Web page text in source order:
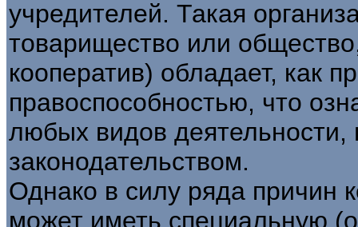
учредителей. Такая
товарищество или
кооператив) обладает, как
правоспособностью, что
любых видов
законодательством.
Однако в силу ряда причин
может иметь специальную